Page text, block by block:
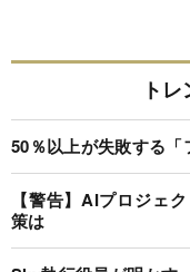
ト
50％以上が失敗する「
【警告】AIプロジェ
策は